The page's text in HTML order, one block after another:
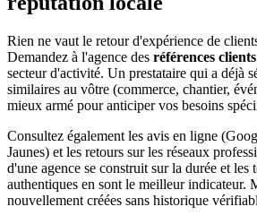
Rien ne vaut le retour d'expérience de
Demandez à l'agence des références
secteur d'activité. Un prestataire qui a déjà
similaires au vôtre (commerce, chantier,
mieux armé pour anticiper vos besoins
Consultez également les avis en ligne
Jaunes) et les retours sur les réseaux
d'une agence se construit sur la durée et les
authentiques en sont le meilleur indicateur.
nouvellement créées sans historique